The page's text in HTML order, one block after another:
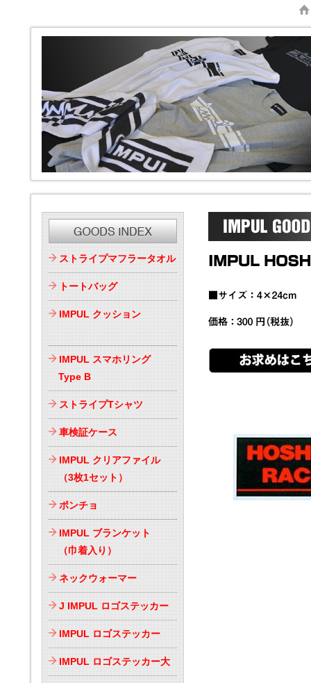
ストライプマフラータオル
トートバッグ
IMPUL クッション
IMPUL スマホリング
Type B
ストライプTシャツ
車検証ケース
IMPUL クリアファイル
（3枚1セット）
ポンチョ
IMPUL ブランケット
（巾着入り）
ネックウォーマー
J IMPUL ロゴステッカー
IMPUL ロゴステッカー
IMPUL ロゴステッカー大